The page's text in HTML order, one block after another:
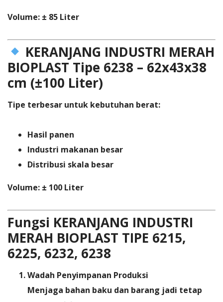
Volume: ± 85 Liter
KERANJANG INDUSTRI MERAH
BIOPLAST Tipe 6238 – 62x43x38
cm (±100 Liter)
Tipe terbesar untuk kebutuhan berat:
Hasil panen
Industri makanan besar
Distribusi skala besar
Volume: ± 100 Liter
Fungsi KERANJANG INDUSTRI
MERAH BIOPLAST TIPE 6215,
6225, 6232, 6238
Wadah Penyimpanan Produksi
Menjaga bahan baku dan barang jadi tetap